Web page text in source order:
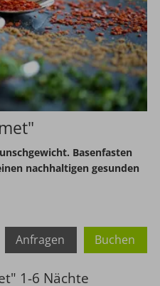
Basenfasten
nachhaltigen gesunden
Buchen
Anfragen
1-6 Nächte